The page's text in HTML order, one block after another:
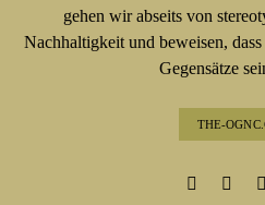
gehen wir abseits von
Nachhaltigkeit und beweisen,
Gegensätze
THE-